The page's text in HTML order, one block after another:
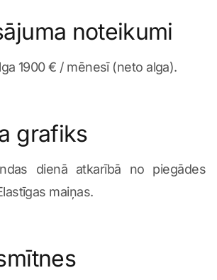
noteikumi
1900 € / mēnesī (neto alga).
grafiks
dienā atkarībā no piegādes
maiņas.